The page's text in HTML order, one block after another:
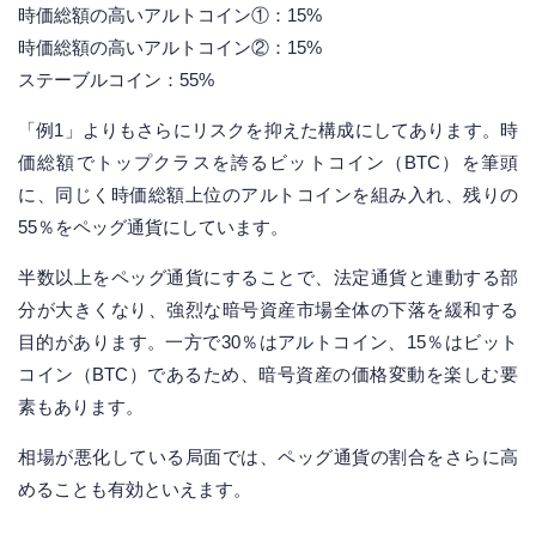
時価総額の高いアルトコイン①：15%
時価総額の高いアルトコイン②：15%
ステーブルコイン：55%
「例1」よりもさらにリスクを抑えた構成にしてあります。時
価総額でトップクラスを誇るビットコイン（BTC）を筆頭
に、同じく時価総額上位のアルトコインを組み入れ、残りの
55％をペッグ通貨にしています。
半数以上をペッグ通貨にすることで、法定通貨と連動する部
分が大きくなり、強烈な暗号資産市場全体の下落を緩和する
目的があります。一方で30％はアルトコイン、15％はビット
コイン（BTC）であるため、暗号資産の価格変動を楽しむ要
素もあります。
相場が悪化している局面では、ペッグ通貨の割合をさらに高
めることも有効といえます。